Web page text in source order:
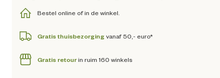
Bestel online of in de winkel.
Gratis thuisbezorging vanaf 50,- euro*
Gratis retourin ruim 160 winkels